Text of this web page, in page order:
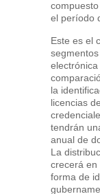
el período
Este es el
la
licencias
tendrán
anual de
La
crecerá en
forma de